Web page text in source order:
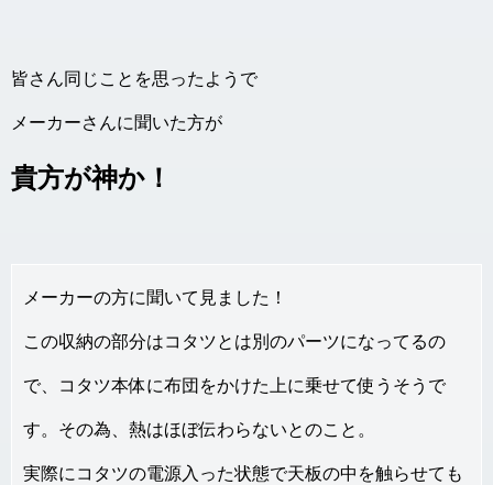
皆さん同じことを思ったようで
メーカーさんに聞いた方が
貴方が神か！
メーカーの方に聞いて見ました！
この収納の部分はコタツとは別のパーツになってるの
で、コタツ本体に布団をかけた上に乗せて使うそうで
す。その為、熱はほぼ伝わらないとのこと。
実際にコタツの電源入った状態で天板の中を触らせても